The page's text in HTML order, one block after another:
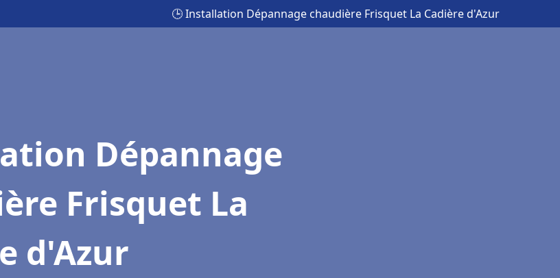
🕒 Installation Dépannage chaudière Frisquet La Cadière d'Azur
Dépannage
Frisquet La
d'Azur